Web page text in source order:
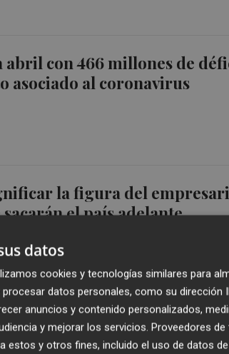
con 466 millones de
asociado al coronavirus
la figura del
el país adelante
Castelló se reparte en dos
de PCR en Gran
datos
cookies y tecnologías similares para
datos personales, como su dirección
anuncios y contenido personalizados,
y mejorar los servicios. Proveedores
estos y otros fines, incluido el uso de datos